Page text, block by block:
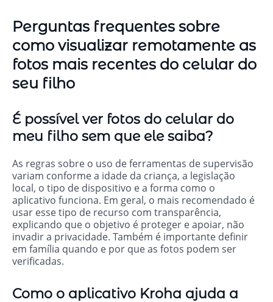
Perguntas frequentes sobre
como visualizar remotamente as
fotos mais recentes do celular do
seu filho
É possível ver fotos do celular do
meu filho sem que ele saiba?
As regras sobre o uso de ferramentas de supervisão
variam conforme a idade da criança, a legislação
local, o tipo de dispositivo e a forma como o
aplicativo funciona. Em geral, o mais recomendado é
usar esse tipo de recurso com transparência,
explicando que o objetivo é proteger e apoiar, não
invadir a privacidade. Também é importante definir
em família quando e por que as fotos podem ser
verificadas.
Como o aplicativo Kroha ajuda a